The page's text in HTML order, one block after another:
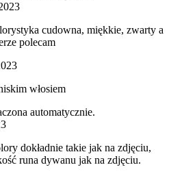
cudowna, miękkie, zwarty a
polecam
włosiem
automatycznie.
dokładnie takie jak na zdjęciu,
runa dywanu jak na zdjęciu.